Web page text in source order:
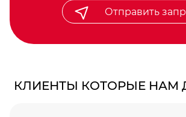
Отправить
КЛИЕНТЫ КОТОРЫЕ НАМ